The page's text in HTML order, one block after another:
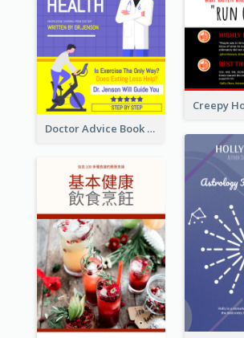
Doctor Advice Book Cover Design